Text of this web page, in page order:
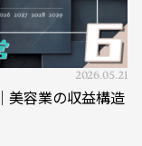
2026.05.21
容業の収益構造